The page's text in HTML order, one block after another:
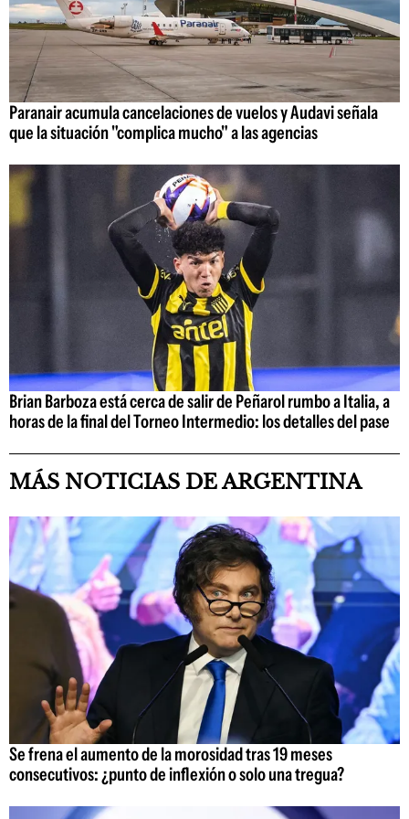
Paranair acumula cancelaciones de vuelos y Audavi señala
que la situación "complica mucho" a las agencias
Brian Barboza está cerca de salir de Peñarol rumbo a Italia, a
horas de la final del Torneo Intermedio: los detalles del pase
MÁS NOTICIAS DE ARGENTINA
Se frena el aumento de la morosidad tras 19 meses
consecutivos: ¿punto de inflexión o solo una tregua?